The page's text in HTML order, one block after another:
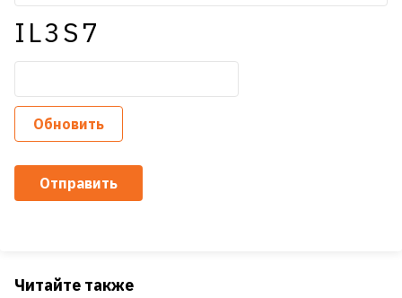
IL3S7
Обновить
Отправить
Читайте также